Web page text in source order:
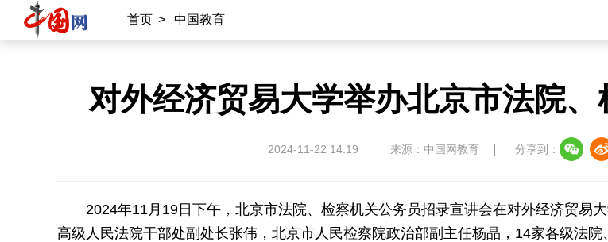
首页 > 中国教育
对外经济贸易大学举办北京市法院
2024-11-22 14:19 来源：中国网教育 分享到：
2024年11月19日下午，北京市法院、检察机关公务员招录宣讲会在对外经济贸易
高级人民法院干部处副处长张伟，北京市人民检察院政治部副主任杨晶，14家各级法院